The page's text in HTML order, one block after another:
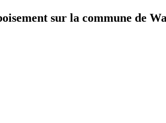
sur la commune de